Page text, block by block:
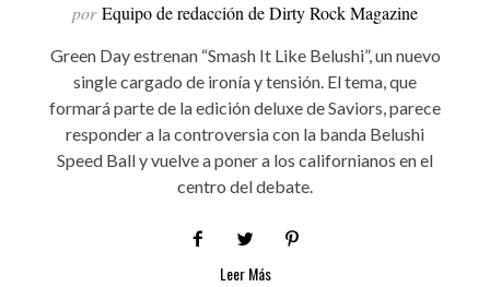
por Equipo de redacción de Dirty Rock Magazine
Green Day estrenan “Smash It Like Belushi”, un nuevo
single cargado de ironía y tensión. El tema, que
formará parte de la edición deluxe de Saviors, parece
responder a la controversia con la banda Belushi
Speed Ball y vuelve a poner a los californianos en el
centro del debate.
Leer Más